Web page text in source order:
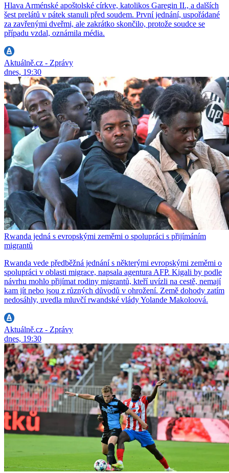
Hlava Arménské apoštolské církve, katolikos Garegin II., a dalších
šest prelátů v pátek stanuli před soudem. První jednání, uspořádané
za zavřenými dveřmi, ale zakrátko skončilo, protože soudce se
případu vzdal, oznámila média.
Aktuálně.cz - Zprávy
dnes, 19:30
Rwanda jedná s evropskými zeměmi o spolupráci s přijímáním
migrantů
Rwanda vede předběžná jednání s některými evropskými zeměmi o
spolupráci v oblasti migrace, napsala agentura AFP. Kigali by podle
návrhu mohlo přijímat rodiny migrantů, kteří uvízli na cestě, nemají
kam jít nebo jsou z různých důvodů v ohrožení. Země dohody zatím
nedosáhly, uvedla mluvčí rwandské vlády Yolande Makoloová.
Aktuálně.cz - Zprávy
dnes, 19:30